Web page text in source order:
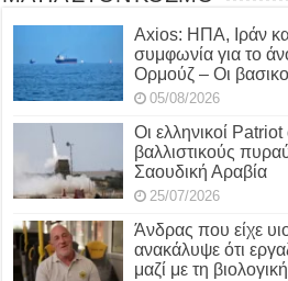
Axios: ΗΠΑ, Ιράν
συμφωνία για το
Ορμούζ – Οι
05/08/2026
Οι ελληνικοί
βαλλιστικούς
Σαουδική Αραβία
25/07/2026
Άνδρας που είχε
ανακάλυψε ότι
μαζί με τη